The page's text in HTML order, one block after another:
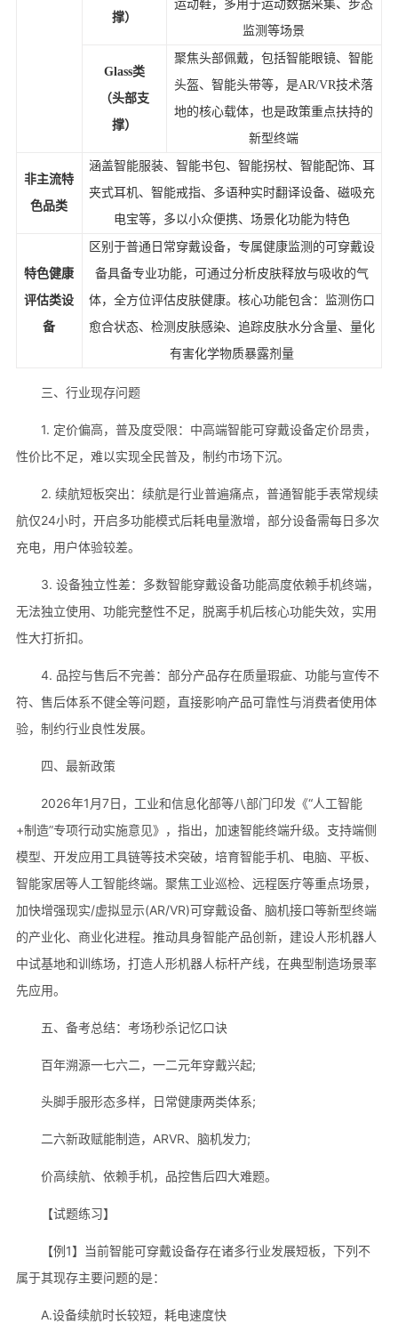
撑）
运动鞋，多用于运动数据采集、步态
监测等场景
Glass类
（头部支
撑）
聚焦头部佩戴，包括智能眼镜、智能
头盔、智能头带等，是AR/VR技术落
地的核心载体，也是政策重点扶持的
新型终端
非主流特
色品类
涵盖智能服装、智能书包、智能拐杖、智能配饰、耳
夹式耳机、智能戒指、多语种实时翻译设备、磁吸充
电宝等，多以小众便携、场景化功能为特色
特色健康
评估类设
备
区别于普通日常穿戴设备，专属健康监测的可穿戴设
备具备专业功能，可通过分析皮肤释放与吸收的气
体，全方位评估皮肤健康。核心功能包含：监测伤口
愈合状态、检测皮肤感染、追踪皮肤水分含量、量化
有害化学物质暴露剂量
三、行业现存问题
1. 定价偏高，普及度受限：中高端智能可穿戴设备定价昂贵，
性价比不足，难以实现全民普及，制约市场下沉。
2. 续航短板突出：续航是行业普遍痛点，普通智能手表常规续
航仅24小时，开启多功能模式后耗电量激增，部分设备需每日多次
充电，用户体验较差。
3. 设备独立性差：多数智能穿戴设备功能高度依赖手机终端，
无法独立使用、功能完整性不足，脱离手机后核心功能失效，实用
性大打折扣。
4. 品控与售后不完善：部分产品存在质量瑕疵、功能与宣传不
符、售后体系不健全等问题，直接影响产品可靠性与消费者使用体
验，制约行业良性发展。
四、最新政策
2026年1月7日，工业和信息化部等八部门印发《“人工智能
+制造”专项行动实施意见》，指出，加速智能终端升级。支持端侧
模型、开发应用工具链等技术突破，培育智能手机、电脑、平板、
智能家居等人工智能终端。聚焦工业巡检、远程医疗等重点场景，
加快增强现实/虚拟显示(AR/VR)可穿戴设备、脑机接口等新型终端
的产业化、商业化进程。推动具身智能产品创新，建设人形机器人
中试基地和训练场，打造人形机器人标杆产线，在典型制造场景率
先应用。
五、备考总结：考场秒杀记忆口诀
百年溯源一七六二，一二元年穿戴兴起;
头脚手服形态多样，日常健康两类体系;
二六新政赋能制造，ARVR、脑机发力;
价高续航、依赖手机，品控售后四大难题。
【试题练习】
【例1】当前智能可穿戴设备存在诸多行业发展短板，下列不
属于其现存主要问题的是：
A.设备续航时长较短，耗电速度快